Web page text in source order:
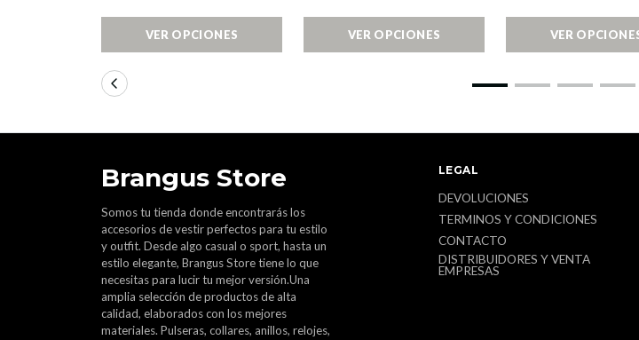
VER OPCIONES VER OPCIONES VER
Brangus Store
Somos tu tienda donde encontrarás los
accesorios de vestir perfectos para tu estilo
y outfit. Desde algo casual o sport, hasta un
estilo elegante, Brangus Store tiene lo que
necesitas para lucir tu mejor versión.Una
amplia selección de productos de alta
calidad, elaborados con los mejores
materiales. Pulseras, collares, anillos, relojes,
LEGAL
DEVOLUCIONES
TERMINOS Y CONDICIONES
CONTACTO
DISTRIBUIDORES Y VENTA
EMPRESAS